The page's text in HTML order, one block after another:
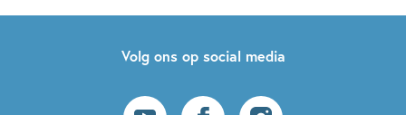
Volg ons op social media